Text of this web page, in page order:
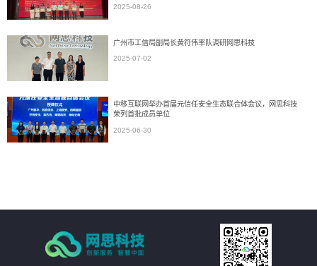
2025-08-26
广州市工信局副局长黄符伟率队调研网思科技
2025-07-02
中移互联网举办首届元信任安全生态联合体会议，网思科技
荣列首批成员单位
2025-06-30